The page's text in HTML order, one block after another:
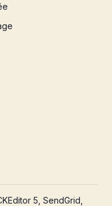
5, SendGrid,